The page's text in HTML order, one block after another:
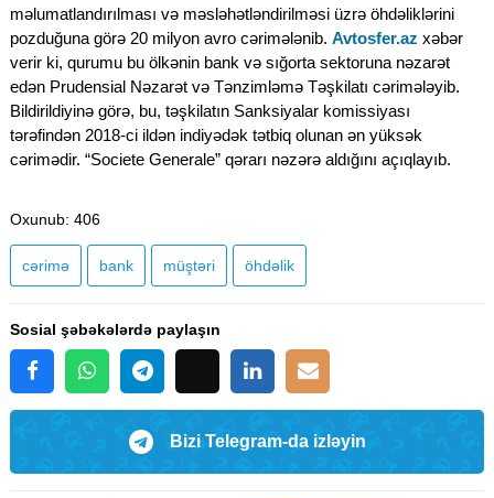
məlumatlandırılması və məsləhətləndirilməsi üzrə öhdəliklərini
pozduğuna görə 20 milyon avro cərimələnib. Avtosfer.az xəbər
verir ki, qurumu bu ölkənin bank və sığorta sektoruna nəzarət
edən Prudensial Nəzarət və Tənzimləmə Təşkilatı cərimələyib.
Bildirildiyinə görə, bu, təşkilatın Sanksiyalar komissiyası
tərəfindən 2018-ci ildən indiyədək tətbiq olunan ən yüksək
cərimədir. “Societe Generale” qərarı nəzərə aldığını açıqlayıb.
Oxunub: 406
cərimə bank müştəri öhdəlik
Sosial şəbəkələrdə paylaşın
Bizi Telegram-da izləyin